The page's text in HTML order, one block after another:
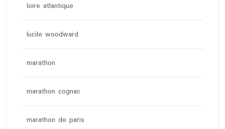
loire atlantique
lucile woodward
marathon
marathon cognac
marathon de paris